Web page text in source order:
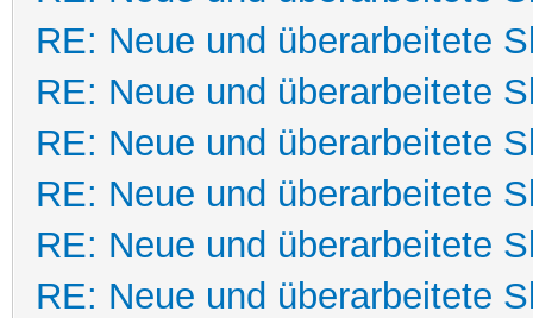
RE: Neue und überarbeitete
RE: Neue und überarbeitete
RE: Neue und überarbeitete
RE: Neue und überarbeitete
RE: Neue und überarbeitete
RE: Neue und überarbeitete